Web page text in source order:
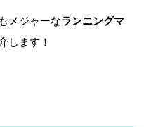
メジャーなランニングマ
します！